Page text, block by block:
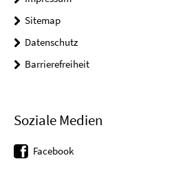
Sitemap
Datenschutz
Barrierefreiheit
Soziale Medien
Facebook